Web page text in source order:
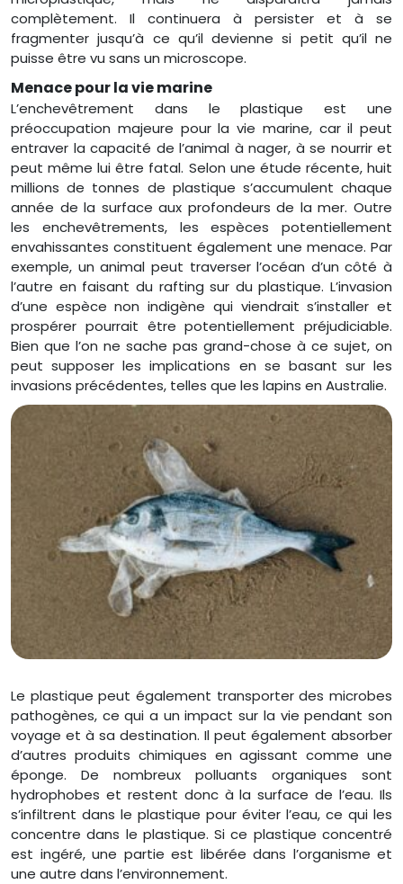
complètement. Il continuera à persister et à se
fragmenter jusqu’à ce qu’il devienne si petit qu’il ne
puisse être vu sans un microscope.
Menace pour la vie marine
L’enchevêtrement dans le plastique est une
préoccupation majeure pour la vie marine, car il peut
entraver la capacité de l’animal à nager, à se nourrir et
peut même lui être fatal. Selon une étude récente, huit
millions de tonnes de plastique s’accumulent chaque
année de la surface aux profondeurs de la mer. Outre
les enchevêtrements, les espèces potentiellement
envahissantes constituent également une menace. Par
exemple, un animal peut traverser l’océan d’un côté à
l’autre en faisant du rafting sur du plastique. L’invasion
d’une espèce non indigène qui viendrait s’installer et
prospérer pourrait être potentiellement préjudiciable.
Bien que l’on ne sache pas grand-chose à ce sujet, on
peut supposer les implications en se basant sur les
invasions précédentes, telles que les lapins en Australie.
Le plastique peut également transporter des microbes
pathogènes, ce qui a un impact sur la vie pendant son
voyage et à sa destination. Il peut également absorber
d’autres produits chimiques en agissant comme une
éponge. De nombreux polluants organiques sont
hydrophobes et restent donc à la surface de l’eau. Ils
s’infiltrent dans le plastique pour éviter l’eau, ce qui les
concentre dans le plastique. Si ce plastique concentré
est ingéré, une partie est libérée dans l’organisme et
une autre dans l’environnement.